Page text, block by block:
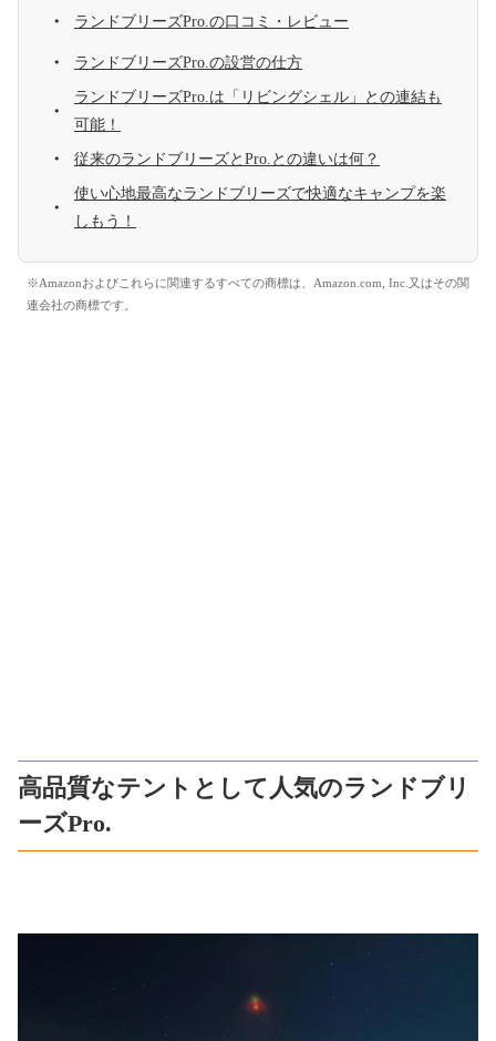
ランドブリーズPro.の口コミ・レビュー
ランドブリーズPro.の設営の仕方
ランドブリーズPro.は「リビングシェル」との連結も
可能！
従来のランドブリーズとPro.との違いは何？
使い心地最高なランドブリーズで快適なキャンプを楽
しもう！
※Amazonおよびこれらに関連するすべての商標は、Amazon.com, Inc.又はその関
連会社の商標です。
高品質なテントとして人気のランドブリ
ーズPro.